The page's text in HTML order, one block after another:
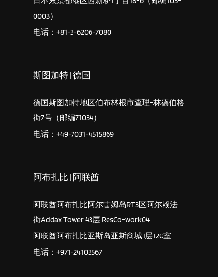
0003）
电话：+81-3-6206-7080
斯图加特 | 德国
德国斯图加特地区伯布林根市查理-林德伯格
街7号（邮编71034）
电话：+49-7031-4515869
阿布扎比 | 阿联酋
阿联酋阿布扎比阿尔雷姆岛RT3区阿尔赖法
街Addax Tower 43层 ResCo-work04
阿联酋阿布扎比亚斯岛亚斯商城1层120室
电话：+971-24103567